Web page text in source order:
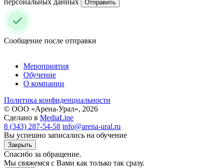
персональных данных
Отправить
Сообщение после отправки
Мероприятия
Обучение
О компании
Политика конфиденциальности
© ООО «Арена-Урал», 2026
Сделано в MediaLine
8 (343) 287-54-58 info@arena-ural.ru
Вы успешно записались на обучение
Закрыть
Спасибо за обращение.
Мы свяжемся с Вами как только так сразу.